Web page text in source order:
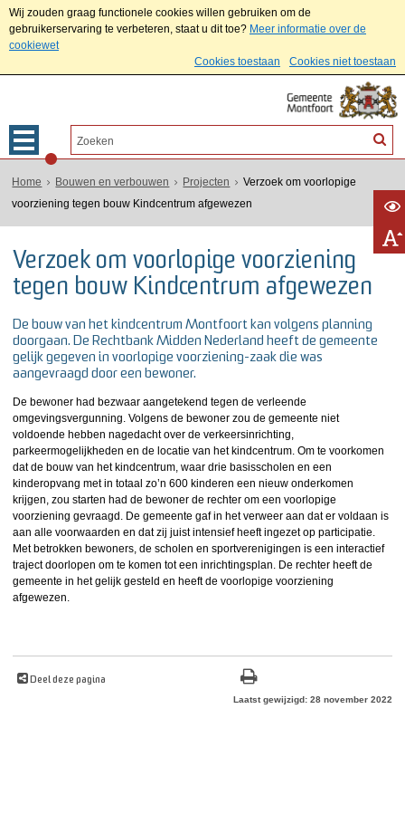
Wij zouden graag functionele cookies willen gebruiken om de
gebruikerservaring te verbeteren, staat u dit toe? Meer informatie over de
cookiewet
Cookies toestaan
Cookies niet toestaan
Home Bouwen en verbouwen Projecten
Verzoek om voorlopige
voorziening tegen bouw Kindcentrum afgewezen
Verzoek om voorlopige voorziening
tegen bouw Kindcentrum afgewezen
De bouw van het kindcentrum Montfoort kan volgens planning
doorgaan. De Rechtbank Midden Nederland heeft de gemeente
gelijk gegeven in voorlopige voorziening-zaak die was
aangevraagd door een bewoner.
De bewoner had bezwaar aangetekend tegen de verleende
omgevingsvergunning. Volgens de bewoner zou de gemeente niet
voldoende hebben nagedacht over de verkeersinrichting,
parkeermogelijkheden en de locatie van het kindcentrum. Om te voorkomen
dat de bouw van het kindcentrum, waar drie basisscholen en een
kinderopvang met in totaal zo’n 600 kinderen een nieuw onderkomen
krijgen, zou starten had de bewoner de rechter om een voorlopige
voorziening gevraagd. De gemeente gaf in het verweer aan dat er voldaan is
aan alle voorwaarden en dat zij juist intensief heeft ingezet op participatie.
Met betrokken bewoners, de scholen en sportverenigingen is een interactief
traject doorlopen om te komen tot een inrichtingsplan. De rechter heeft de
gemeente in het gelijk gesteld en heeft de voorlopige voorziening
afgewezen.
Deel deze pagina
Laatst gewijzigd: 28 november 2022